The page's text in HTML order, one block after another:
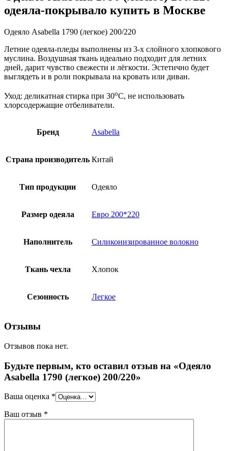
одеяла-покрывало купить в Москве
Одеяло Asabella 1790 (легкое) 200/220
Летние одеяла-пледы выполнены из 3-х слойного хлопкового
муслина. Воздушная ткань идеально подходит для летних
дней, дарит чувство свежести и лёгкости. Эстетично будет
выглядеть и в роли покрывала на кровать или диван.
Уход: деликатная стирка при 30оС, не использовать
хлорсодержащие отбеливатели.
Бренд Asabella
Страна производитель Китай
Тип продукции Одеяло
Размер одеяла Евро 200*220
Наполнитель Силиконизированное волокно
Ткань чехла Хлопок
Сезонность Легкое
Отзывы
Отзывов пока нет.
Будьте первым, кто оставил отзыв на «Одеяло
Asabella 1790 (легкое) 200/220»
Ваша оценка *
Ваш отзыв *